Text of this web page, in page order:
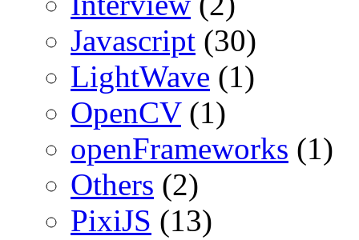
Javascript (30)
LightWave (1)
OpenCV(1)
openFrameworks (1)
Others (2)
PixiJS (13)